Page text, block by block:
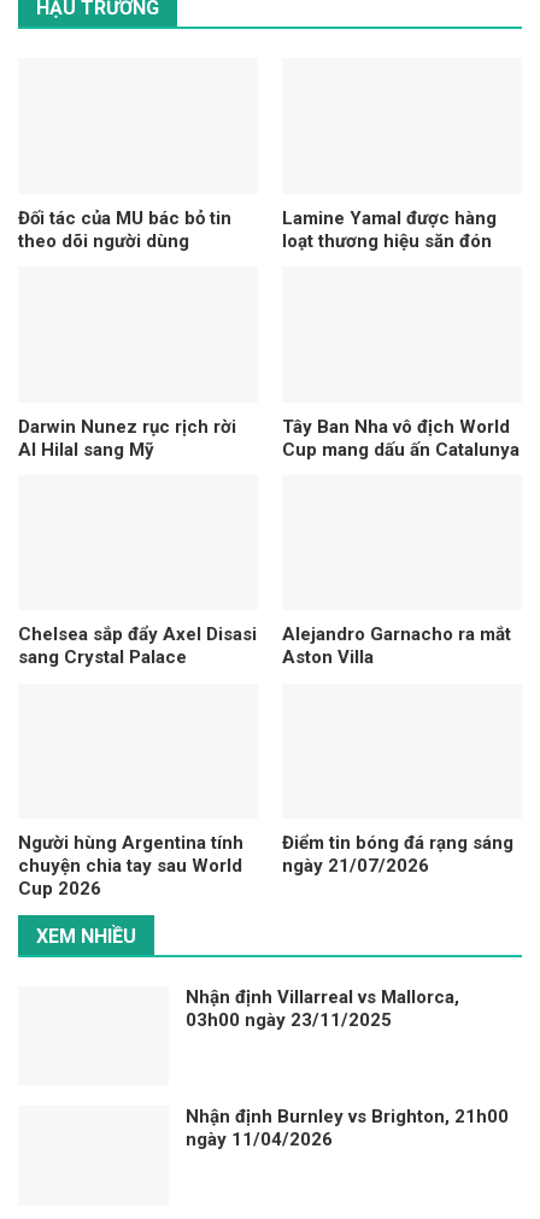
HẬU TRƯỜNG
Đối tác của MU bác bỏ tin
theo dõi người dùng
Lamine Yamal được hàng
loạt thương hiệu săn đón
Darwin Nunez rục rịch rời
Al Hilal sang Mỹ
Tây Ban Nha vô địch World
Cup mang dấu ấn Catalunya
Chelsea sắp đẩy Axel Disasi
sang Crystal Palace
Alejandro Garnacho ra mắt
Aston Villa
Người hùng Argentina tính
chuyện chia tay sau World
Cup 2026
Điểm tin bóng đá rạng sáng
ngày 21/07/2026
XEM NHIỀU
Nhận định Villarreal vs Mallorca,
03h00 ngày 23/11/2025
Nhận định Burnley vs Brighton, 21h00
ngày 11/04/2026